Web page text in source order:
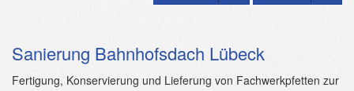
Sanierung Bahnhofsdach Lübeck
Fertigung, Konservierung und Lieferung von Fachwerkpfetten zur